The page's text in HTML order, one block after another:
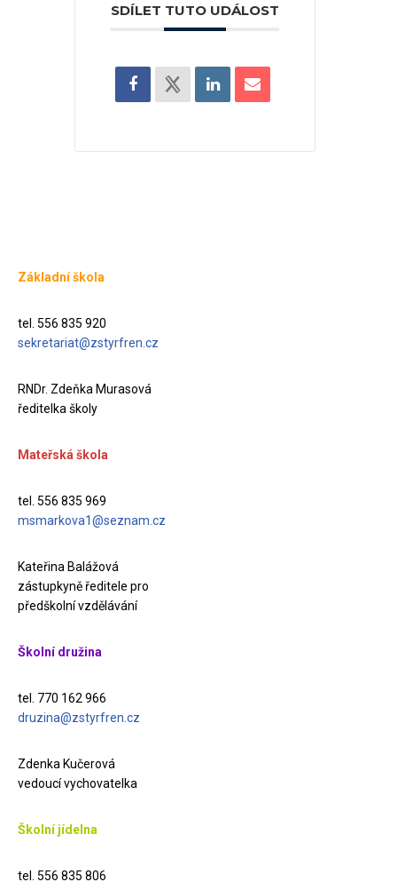
SDÍLET TUTO UDÁLOST
Základní škola
tel. 556 835 920
sekretariat@zstyrfren.cz
RNDr. Zdeňka Murasová
ředitelka školy
Mateřská škola
tel. 556 835 969
msmarkova1@seznam.cz
Kateřina Balážová
zástupkyně ředitele pro
předškolní vzdělávání
Školní družina
tel. 770 162 966
druzina@zstyrfren.cz
Zdenka Kučerová
vedoucí vychovatelka
Školní jídelna
tel. 556 835 806